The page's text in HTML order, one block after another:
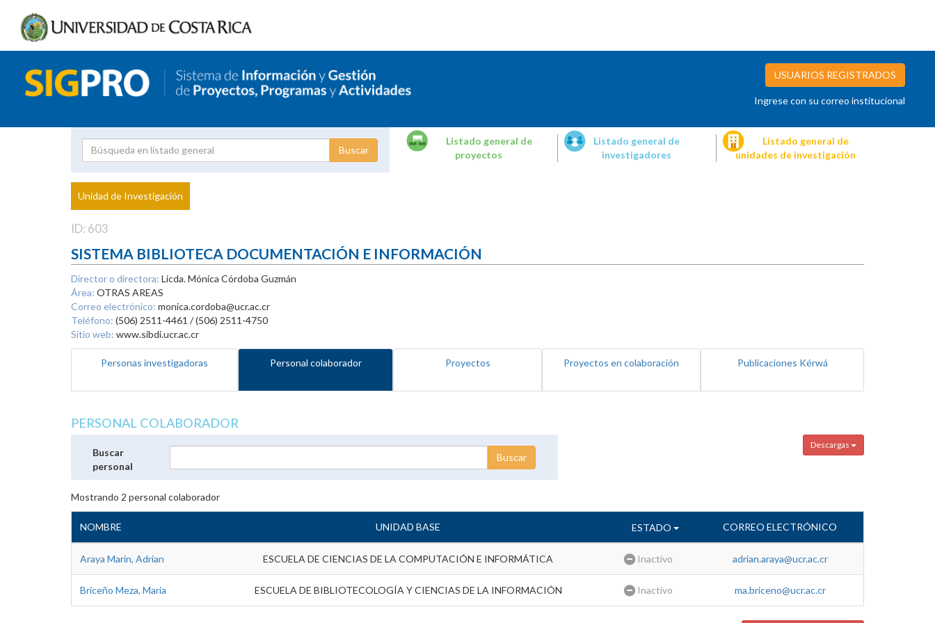
USUARIOS REGISTRADOS
Ingrese con su correo institucional
Proyecto
Investigador
Listado general de
proyectos
Listado general de
investigadores
Listado general de
unidades de investigación
Unidad de Investigación
ID: 603
SISTEMA BIBLIOTECA DOCUMENTACIÓN E INFORMACIÓN
Director o directora: Licda. Mónica Córdoba Guzmán
Área: OTRAS AREAS
Correo electrónico: monica.cordoba@ucr.ac.cr
Teléfono: (506) 2511-4461 / (506) 2511-4750
Sitio web: www.sibdi.ucr.ac.cr
Personas investigadoras Personal colaborador Proyectos Proyectos en colaboración Publicaciones Kérwá
PERSONAL COLABORADOR
Descargas
Buscar
personal
Mostrando 2 personal colaborador
NOMBRE UNIDAD BASE ESTADO CORREO ELECTRÓNICO
Araya Marin, Adrian ESCUELA DE CIENCIAS DE LA COMPUTACIÓN E INFORMÁTICA Inactivo adrian.araya@ucr.ac.cr
Briceño Meza, Maria ESCUELA DE BIBLIOTECOLOGÍA Y CIENCIAS DE LA INFORMACIÓN Inactivo ma.briceno@ucr.ac.cr